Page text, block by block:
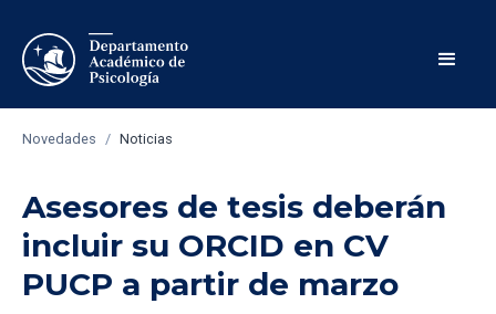
Novedades / Noticias
Asesores de tesis deberán
incluir su ORCID en CV
PUCP a partir de marzo